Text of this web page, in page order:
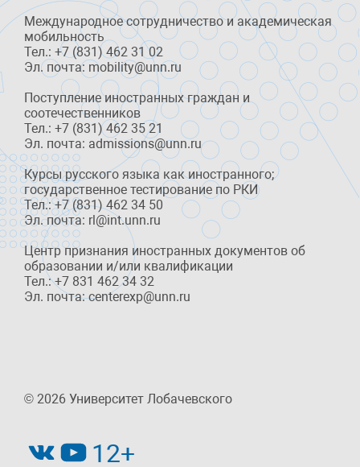
Международное сотрудничество и академическая
мобильность
Тел.: +7 (831) 462 31 02
Эл. почта: mobility@unn.ru
Поступление иностранных граждан и
соотечественников
Тел.: +7 (831) 462 35 21
Эл. почта: admissions@unn.ru
Курсы русского языка как иностранного;
государственное тестирование по РКИ
Тел.: +7 (831) 462 34 50
Эл. почта: rl@int.unn.ru
Центр признания иностранных документов об
образовании и/или квалификации
Тел.: +7 831 462 34 32
Эл. почта: centerexp@unn.ru
© 2026 Университет Лобачевского
12+